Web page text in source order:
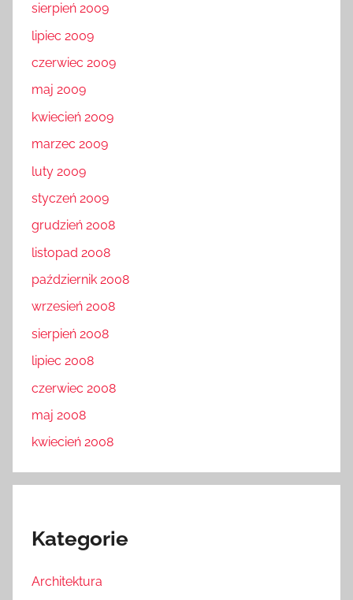
sierpień 2009
lipiec 2009
czerwiec 2009
maj 2009
kwiecień 2009
marzec 2009
luty 2009
styczeń 2009
grudzień 2008
listopad 2008
październik 2008
wrzesień 2008
sierpień 2008
lipiec 2008
czerwiec 2008
maj 2008
kwiecień 2008
Kategorie
Architektura